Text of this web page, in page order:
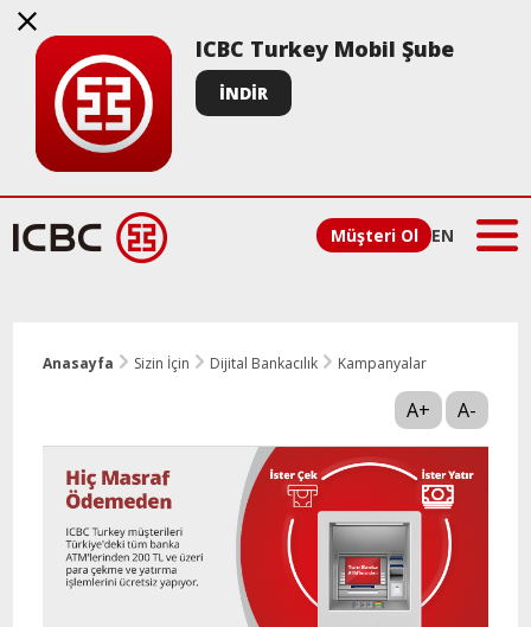
ICBC Turkey Mobil Şube
İNDİR
Müşteri Ol EN
Anasayfa Sizin İçin Dijital Bankacılık Kampanyalar
A+ A-